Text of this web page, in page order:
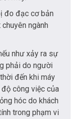
đo đạc cơ bản
ngành
như xảy ra sự
phải do người
đến khi máy
công việc của
hóc do khách
trong phạm vi